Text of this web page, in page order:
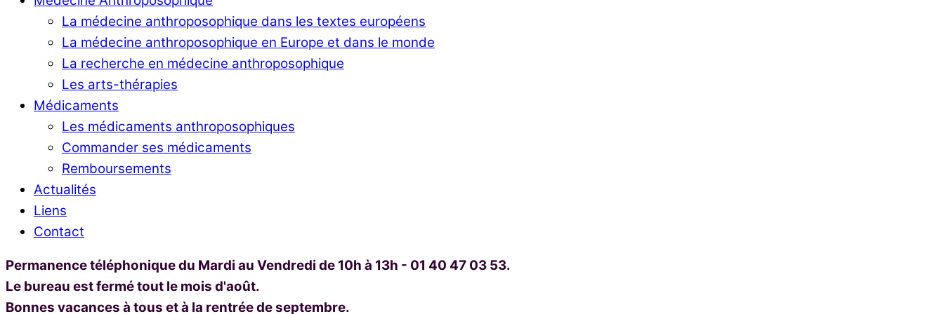
La médecine anthroposophique dans les textes européens
La médecine anthroposophique en Europe et dans le monde
La recherche en médecine anthroposophique
Les arts-thérapies
Médicaments
Les médicaments anthroposophiques
Commander ses médicaments
Remboursements
Actualités
Liens
Contact
Permanence téléphonique du Mardi au Vendredi de 10h à 13h - 01 40 47 03 53.
Le bureau est fermé tout le mois d'août.
Bonnes vacances à tous et à la rentrée de septembre.